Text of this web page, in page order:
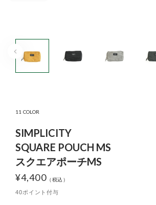
11 COLOR
SIMPLICITY
SQUARE POUCH MS
スクエアポーチMS
¥4,400
40ポイント付与